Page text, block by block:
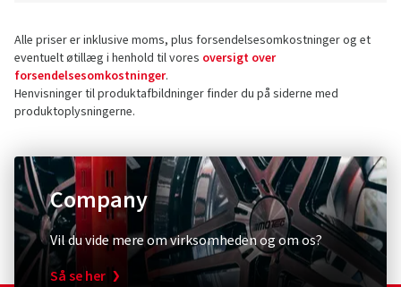
Alle priser er inklusive moms, plus forsendelsesomkostninger og et
eventuelt øtillæg i henhold til vores oversigt over
forsendelsesomkostninger.
Henvisninger til produktafbildninger finder du på siderne med
produktoplysningerne.
Company
Vil du vide mere om virksomheden og om os?
Så se her